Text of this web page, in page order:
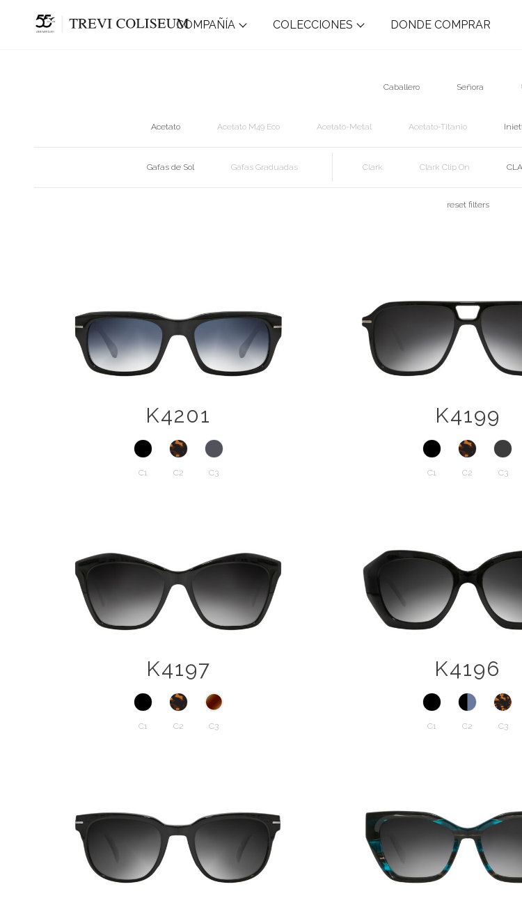
COMPAÑÍA COLECCIONES DONDE COMPRAR
FILTERS
Caballero Señora
Acetato Acetato M49 Eco Acetato-Metal Acetato-Titanio
Gafas de Sol Gafas Graduadas Clark Clark Clip On
reset filters
K4201
C1 C2 C3
K4199
C1 C2 C3
K4197
C1 C2 C3
K4196
C1 C2 C3